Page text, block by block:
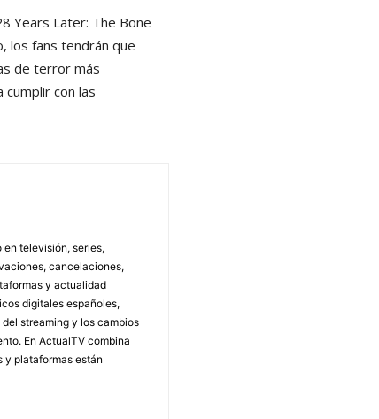
Years Later: The Bone
los fans tendrán que
de terror más
con las
televisión, series,
cancelaciones,
y actualidad
digitales españoles,
streaming y los cambios
En ActualTV combina
y plataformas están